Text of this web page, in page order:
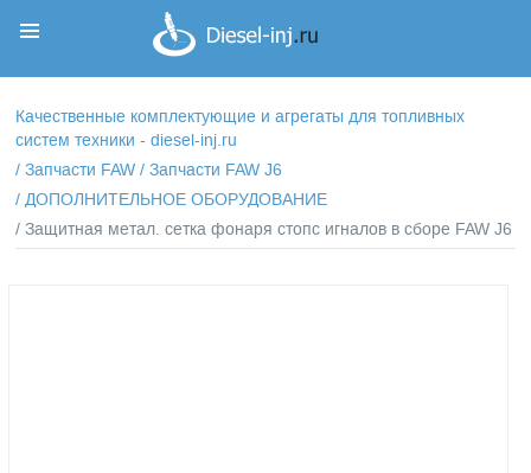
Качественные комплектующие и агрегаты для топливных
систем техники - diesel-inj.ru
/Запчасти FAW /Запчасти FAW J6
/ДОПОЛНИТЕЛЬНОЕ ОБОРУДОВАНИЕ
/ Защитная метал. сетка фонаря стопс игналов в сборе FAW J6